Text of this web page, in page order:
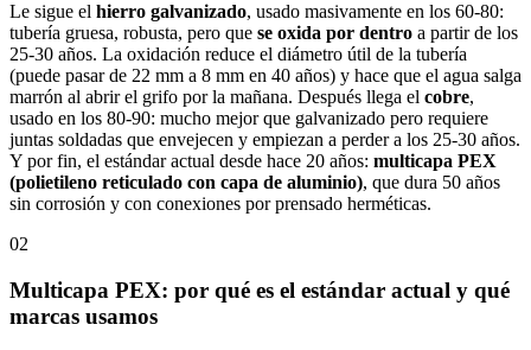
Le sigue el hierro galvanizado, usado masivamente en los 60-80:
tubería gruesa, robusta, pero que se oxida por dentro a partir de los
25-30 años. La oxidación reduce el diámetro útil de la tubería
(puede pasar de 22 mm a 8 mm en 40 años) y hace que el agua salga
marrón al abrir el grifo por la mañana. Después llega el cobre,
usado en los 80-90: mucho mejor que galvanizado pero requiere
juntas soldadas que envejecen y empiezan a perder a los 25-30 años.
Y por fin, el estándar actual desde hace 20 años: multicapa PEX
(polietileno reticulado con capa de aluminio), que dura 50 años
sin corrosión y con conexiones por prensado herméticas.
02
Multicapa PEX: por qué es el estándar actual y qué
marcas usamos